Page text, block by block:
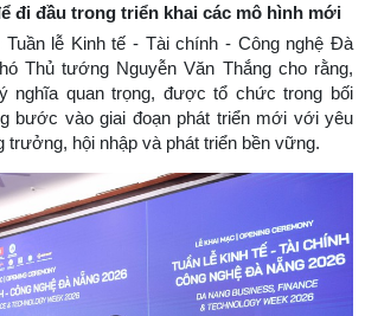
đi đầu trong triển khai các mô hình mới
Tuần lễ Kinh tế - Tài chính - Công nghệ Đà
Thủ tướng Nguyễn Văn Thắng cho rằng,
nghĩa quan trọng, được tổ chức trong bối
bước vào giai đoạn phát triển mới với yêu
trưởng, hội nhập và phát triển bền vững.